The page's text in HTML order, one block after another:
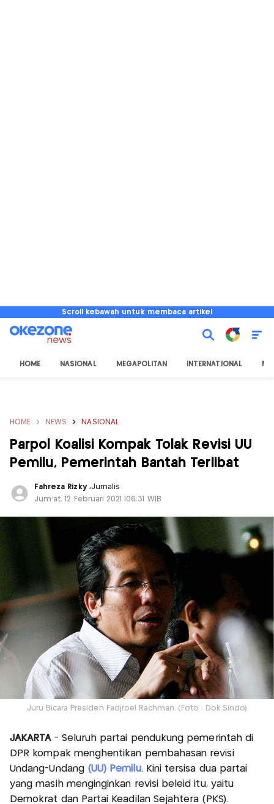
Scroll kebawah untuk membaca artikel
HOME NASIONAL MEGAPOLITAN INTERNATIONAL
HOME NEWS NASIONAL
Parpol Koalisi Kompak Tolak Revisi UU
Pemilu, Pemerintah Bantah Terlibat
Fahreza Rizky ,Jurnalis
Jum'at, 12 Februari 2021 |06:31 WIB
Juru Bicara Presiden Fadjroel Rachman. (Foto : Dok Sindo)
JAKARTA- Seluruh partai pendukung pemerintah di
DPR kompak menghentikan pembahasan revisi
Undang-Undang (UU) Pemilu. Kini tersisa dua partai
yang masih menginginkan revisi beleid itu, yaitu
Demokrat dan Partai Keadilan Sejahtera (PKS).